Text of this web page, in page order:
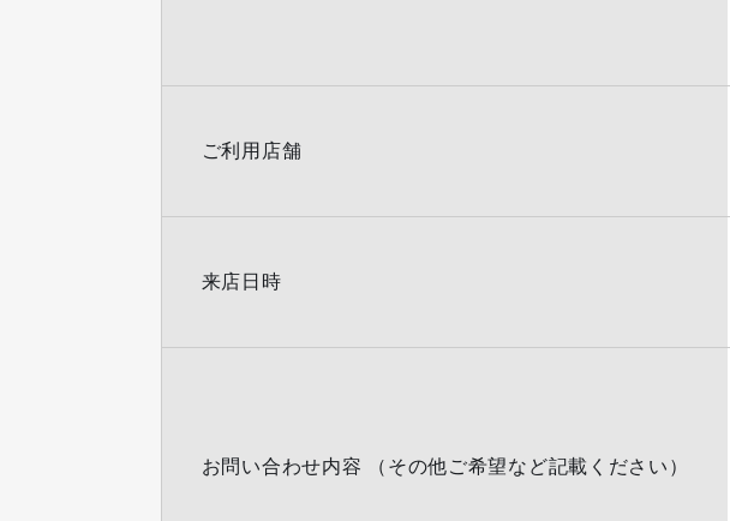
ご利用店舗
来店日時
お問い合わせ内容 （その他ご希望など記載ください）